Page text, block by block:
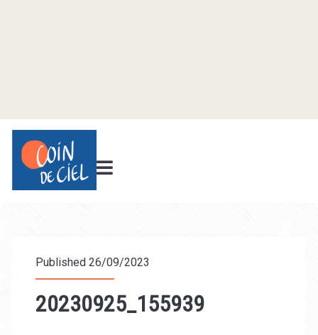
Published 26/09/2023
20230925_155939